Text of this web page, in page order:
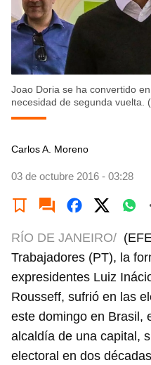
Joao Doria se ha convertido
necesidad de segunda vuelta.
Carlos A. Moreno
03 de octubre 2016 - 03:28
RÍO DE JANEIRO/
Trabajadores (PT), la
expresidentes Luiz
Rousseff, sufrió en las
este domingo en Brasil,
alcaldía de una capital,
electoral en dos